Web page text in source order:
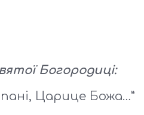
Богородиці:
Царице Божа…”